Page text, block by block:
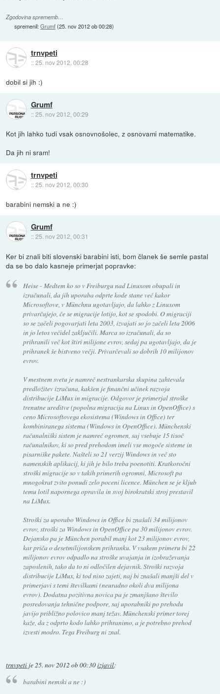
Zgodovina sprememb…
spremenil:Grumf(25. nov 2012 ob 00:28)
trnvpeti
::25. nov 2012, 00:28
dobil si jih :)
Grumf
::25. nov 2012, 00:29
Kot jih lahko tudi vsak osnovnošolec, z osnovami matematike.
Da jih ni sram!
trnvpeti
::25. nov 2012, 00:30
barabini nemski a ne :)
Grumf
::25. nov 2012, 00:31
Ker bi znali biti slovenski barabini isti, bom članek še semle pastal
da se bo dalo kasneje primerjat popravke:
Heise - Medtem ko so v Freiburgu nad Linuxom obupali in
izračunali, da jih uporaba odprte kode stane več kakor
Microsoftove, v Münchnu ugotavljajo, da lahko z Linuxom
privarčujejo, če se migracije lotijo, kot se spodobi. O migraciji
so se začeli pogovarjati leta 2003, izvajati so jo začeli leta 2006
in jo letos večidel zaključili. Marca so izračunali, da so
prihranili več kot štiri milijone evrov, sedaj pa ugotavljajo, da je
prihranek še bistveno večji. Privarčevali so dobrih 10 milijonov
evrov.
V mestnem svetu je namreč nestrankarska skupina zahtevala
predložitev izračuna, kakšen je finančni učinek razvoja
distribucije LiMux in migracije. Odgovor je primerjal stroške
trenutne ureditve (popolna migracija na Linux in OpenOffice) s
ceno Microsoftovega ekosistema (Windows in Office) ter
kombiniranega sistema (Windows in OpenOffice). Münchenski
računalniški sistem je namreč ogromen, saj vsebuje 15 tisoč
računalnikov, ki so pred prehodom imeli vse mogoče sisteme in
pisarniške pakete. Našteli so 21 verzij Windows in več sto
namenskih aplikacij, ki jih je bilo treba poenotiti. Kratkoročni
stroški migracije so v takih primerih ogromni, Microsoft pa
mnogokrat zvito ponudi zelo poceni licence. München se je kljub
temu lotil napornega opravila in svoj birokratski stroj prestavil
na LiMux.
Stroški za uporabo Windows in Office bi znašali 34 milijonov
evrov, stroški za Windows in OpenOffice pa 30 milijonov evrov.
Dejansko pa je München porabil manj kot 23 milijonov evrov,
kar priča o desetmilijonskem prihranku. V vsakem primeru bi 22
milijonov evrov odpadlo na stroške uvajanja in izobraževanja
zaposlenih, tako da to ni odločilen dejavnik. Stroški razvoja
distribucije LiMux, ki tod niso zajeti, naj bi znašali manjši del v
primerjavi s temi številkami (neuradno okoli dva milijona
evrov). Dodatna pozitivna novica pa je zmanjšano število
posredovanja tehnične podpore, saj uporabniki po prehodu
javijo približno polovico manj težav. Münchenski primer torej
kaže, da z odprto kodo lahko prihranimo, a je potrebno prehod
izvesti modro. Tega Freiburg ni znal.
trnvpeti je25. nov 2012 ob 00:30izjavil:
barabini nemski a ne :)